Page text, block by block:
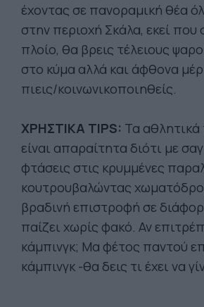
έχοντας σε πανοραμική θέα
στην περιοχή Σκάλα, εκεί που
πλοίο, θα βρεις τέλειους
στο κύμα αλλά και άφθονα
πιεις/κοινωνικοποιηθείς.
ΧΡΗΣΤΙΚΑ TIPS: Τα
είναι απαραίτητα διότι με
φτάσεις στις κρυμμένες
κουτρουβαλώντας
βραδινή επιστροφή σε
παίζει χωρίς φακό. Αν
κάμπινγκ; Μα φέτος παντού
κάμπινγκ -θα δεις τι έχει να